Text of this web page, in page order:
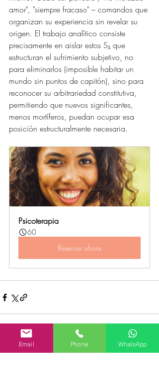
amor", "siempre fracaso" – comandos que
organizan su experiencia sin revelar su
origen. El trabajo analítico consiste
precisamente en aislar estos S₁ que
estructuran el sufrimiento subjetivo, no
para eliminarlos (imposible habitar un
mundo sin puntos de capitón), sino para
reconocer su arbitrariedad constitutiva,
permitiendo que nuevos significantes,
menos mortíferos, puedan ocupar esa
posición estructuralmente necesaria.
Psicoterapia
60
Reservar ahora
Entradas recientes Ver todo
Email Phone WhatsApp